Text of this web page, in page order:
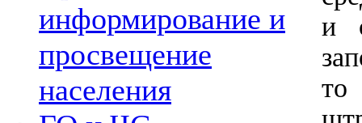
информирование и
просвещение
населения
и
то